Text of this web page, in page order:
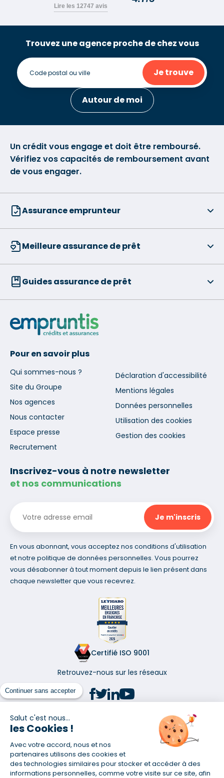
Continuer sans accepter
Salut c'est nous...
les Cookies !
Avec votre accord, nous et nos
partenaires utilisons des cookies et
des technologies similaires pour stocker et accéder à des
informations personnelles, comme votre visite sur ce site, afin
Trouvez une agence proche de chez vous
Je trouve
Autour de moi
Un crédit vous engage et doit être remboursé.
Vérifiez vos capacités de remboursement avant
de vous engager.
Assurance emprunteur
Meilleure assurance de prêt
Guides assurance de prêt
Pour en savoir plus
Qui sommes-nous ?
Site du Groupe
Nos agences
Nous contacter
Espace presse
Recrutement
Déclaration d'accessibilité
Mentions légales
Données personnelles
Utilisation des cookies
Gestion des cookies
Inscrivez-vous à notre newsletter
et nos communications
En vous abonnant, vous acceptez nos conditions d'utilisation
et notre politique de données personnelles. Vous pourrez
vous désabonner à tout moment depuis le lien présent dans
chaque newsletter que vous recevrez.
Certifié ISO 9001
Retrouvez-nous sur les réseaux
(1) Taux fixe national hors assurance et selon votre profil
(2) Économie de 65 % pour l'assurance d'un prêt amortissable de 330
457,23 € à 0,90 % sur 19,5 ans, accordé à un salarié non cadre assuré à
100 % (décès, PTIA, IPP, ITT, IPP) âgé de 36 ans fumeur et une personne
salariée non cadre assurée à 100 % (décès, PTIA, IPP, ITT, IPP) âgée de 35